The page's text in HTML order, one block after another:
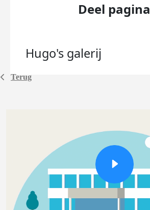
Terug
Deel pagina
Hugo's galerij